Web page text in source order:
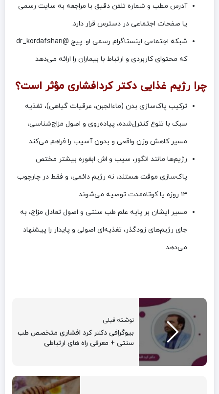
آدرس مطب و شماره تلفن دقیق با مراجعه به سایت رسمی
یا صفحات اجتماعی در دسترس قرار دارد.
شبکه اجتماعی اینستاگرام رسمی او: پیج @dr_kordafshari
که محتوای کاربردی و ارتباط با بیماران را ارائه می‌دهد
چرا رژیم غذایی دکتر کردافشاری مؤثر است؟
ترکیب پاک‌سازی بدن (ماءالجبن، عرقیات گیاهی)، تغذیه
سبک با تنوع کنترل‌شده، پیاده‌روی و اصول مزاج‌شناسی،
مسیر کاهش وزن واقعی و بدون آسیب را فراهم می‌کند.
رژیم‌ها مانند انگور، سیب و اش ابغوره بیشتر مختص
پاک‌سازی موقت هستند، نه رژیم دائمی، و فقط در چارچوب
۱۴ روزه یا کوتاه‌مدت توصیه می‌شوند.
مسیر ایشان بر پایه علم طب سنتی و اصول تعادل مزاج، به‌
جای رژیم‌های زودگذر، تغذیه‌ای اصولی و پایدار را پیشنهاد
می‌دهد.
نوشته قبلی
بیوگرافی دکتر کرد افشاری متخصص طب
سنتی + معرفی راه های ارتباطی